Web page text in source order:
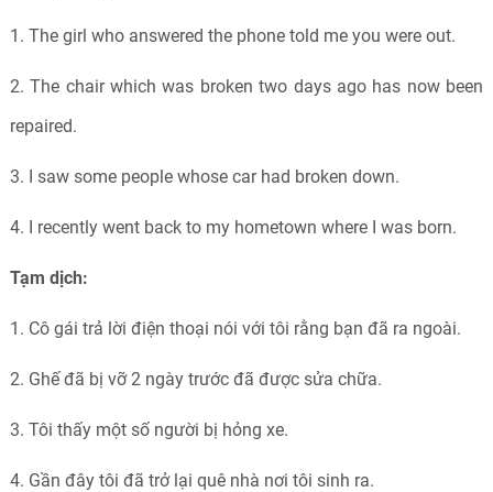
1. The girl who answered the phone told me you were out.
2. The chair which was broken two days ago has now been
repaired.
3. I saw some people whose car had broken down.
4. I recently went back to my hometown where I was born.
Tạm dịch:
1. Cô gái trả lời điện thoại nói với tôi rằng bạn đã ra ngoài.
2. Ghế đã bị vỡ 2 ngày trước đã được sửa chữa.
3. Tôi thấy một số người bị hỏng xe.
4. Gần đây tôi đã trở lại quê nhà nơi tôi sinh ra.